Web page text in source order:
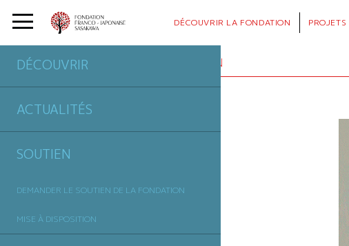
DÉCOUVRIR LA FONDATION PROJETS
DÉCOUVRIR
ACTUALITÉS
SOUTIEN
DEMANDER LE SOUTIEN DE LA FONDATION
MISE À DISPOSITION
PROJETSSOUTENUS PAR LA FONDATION